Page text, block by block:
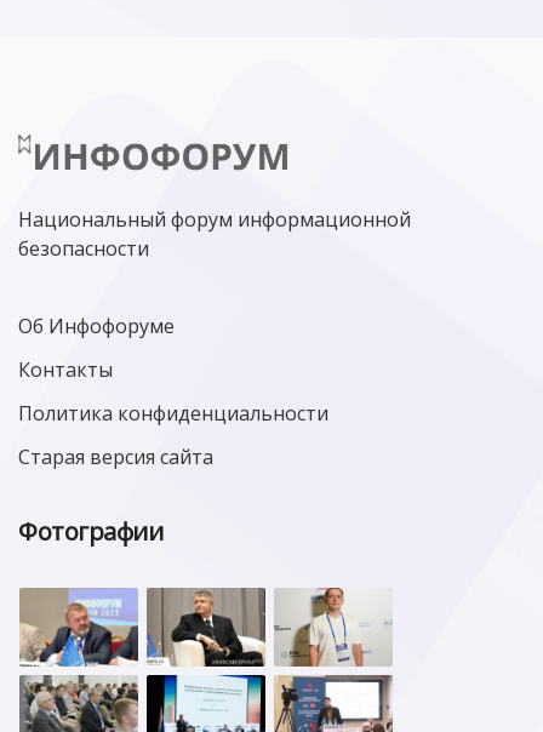
Национальный форум информационной
безопасности
Об Инфофоруме
Контакты
Политика конфиденциальности
Старая версия сайта
Фотографии